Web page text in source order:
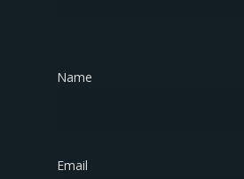
Name
Email